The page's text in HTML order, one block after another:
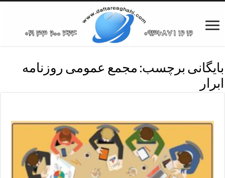
بایگانی برچسب: مجمع عمومی روزنامه
ابرار